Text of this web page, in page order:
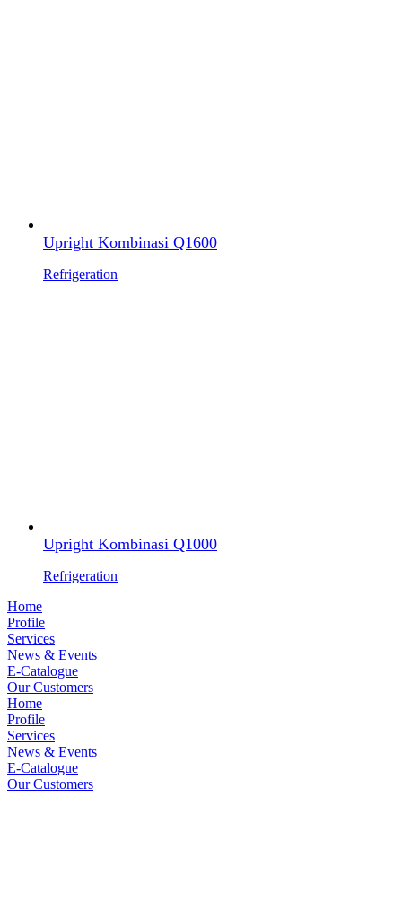
Upright Kombinasi Q1600
Refrigeration
Upright Kombinasi Q1000
Refrigeration
Home
Profile
Services
News & Events
E-Catalogue
Our Customers
Home
Profile
Services
News & Events
E-Catalogue
Our Customers